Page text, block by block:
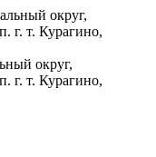
округ,
г. т. Курагино,